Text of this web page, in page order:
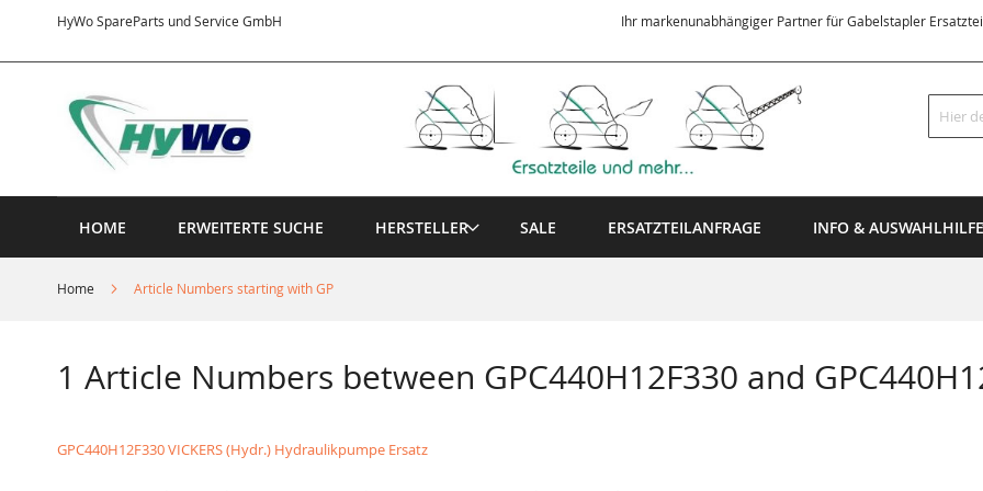
HyWo SpareParts und Service GmbH
Inhalt
Ihr markenunabhängiger Partner für Gabelstapler
Suche
HOME ERWEITERTE SUCHE HERSTELLER SALE ERSATZTEILANFRAGE INFO & AUSWAHLHILFE
Home Article Numbers starting with GP
1 Article Numbers between GPC440H12F330 and
GPC440H12F330 VICKERS (Hydr.) Hydraulikpumpe Ersatz